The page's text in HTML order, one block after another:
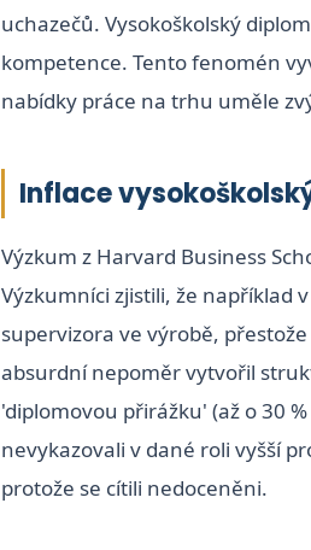
uchazečů. Vysokoškolský
kompetence. Tento fenomén
nabídky práce na trhu uměle
Inflace
Výzkum z Harvard Business
Výzkumníci zjistili, že například
supervizora ve výrobě,
absurdní nepoměr vytvořil
'diplomovou přirážku' (až o 30
nevykazovali v dané roli vyšší
protože se cítili nedoceněni.